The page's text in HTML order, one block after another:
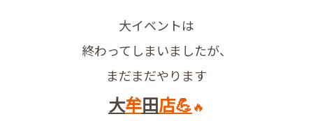
大イベントは
終わってしまいましたが、
まだまだやります
大牟田店💪🔥